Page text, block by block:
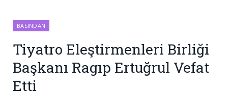
BASINDAN
Tiyatro Eleştirmenleri Birliği
Başkanı Ragıp Ertuğrul Vefat
Etti